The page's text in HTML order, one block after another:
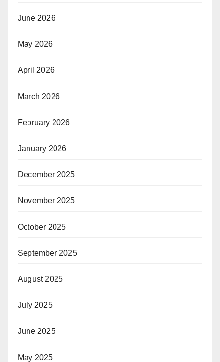
June 2026
May 2026
April 2026
March 2026
February 2026
January 2026
December 2025
November 2025
October 2025
September 2025
August 2025
July 2025
June 2025
May 2025